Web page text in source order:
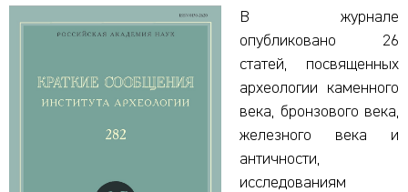
В журнале
опубликовано 26
статей, посвященных
археологии каменного
века, бронзового века,
железного века и
античности,
исследованиям